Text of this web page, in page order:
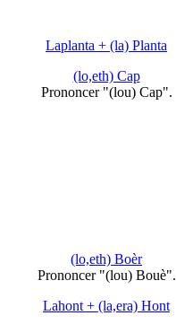
Laplanta + (la) Planta
(lo,eth) Cap
Prononcer "(lou) Cap".
(lo,eth) Boèr
Prononcer "(lou) Bouè".
Lahont + (la,era) Hont